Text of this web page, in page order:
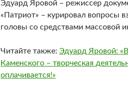
Эдуард Яровой – режиссер
«Патриот» – курировал вопросы
головы со средствами массовой
Читайте также: Эдуард Яровой:
Каменского – творческая
оплачивается!»